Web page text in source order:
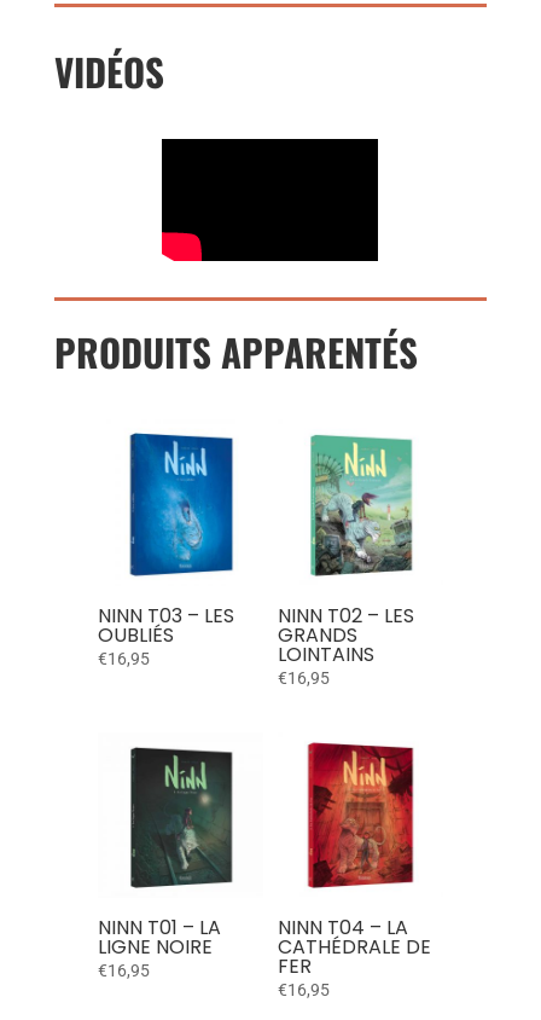
VIDÉOS
PRODUITS APPARENTÉS
NINN T03 – LES
OUBLIÉS
€16,95
NINN T02 – LES
GRANDS
LOINTAINS
€16,95
NINN T01 – LA
LIGNE NOIRE
€16,95
NINN T04 – LA
CATHÉDRALE DE
FER
€16,95